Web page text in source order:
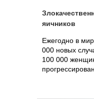
яичников
Ежегодно в
000 новых
100 000